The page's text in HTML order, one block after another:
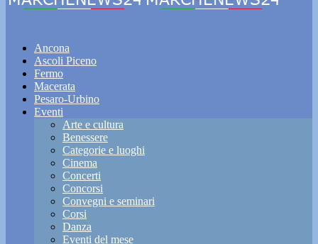
Ancona
Ascoli Piceno
Fermo
Macerata
Pesaro-Urbino
Eventi
Arte e cultura
Benessere
Categorie e luoghi
Cinema
Concerti
Concorsi
Convegni e seminari
Corsi
Danza
Eventi del mese